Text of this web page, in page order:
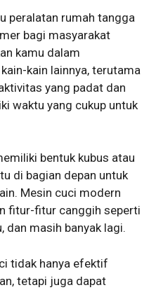
peralatan rumah tangga
bagi masyarakat
kamu dalam
kain lainnya, terutama
yang padat dan
waktu yang cukup untuk
bentuk kubus atau
di bagian depan untuk
Mesin cuci modern
fitur-fitur canggih seperti
dan masih banyak lagi.
tidak hanya efektif
tetapi juga dapat